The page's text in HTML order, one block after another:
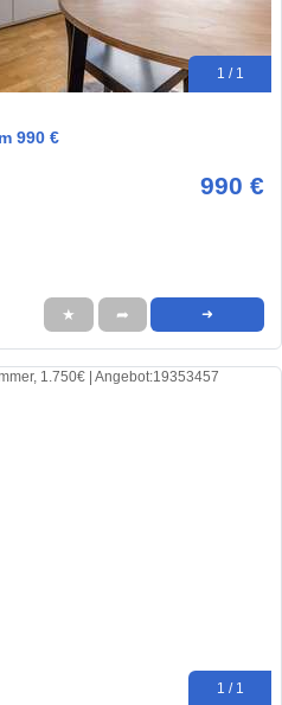
1 / 1
990 €
990 €
★ ➦ ➜
1 / 1